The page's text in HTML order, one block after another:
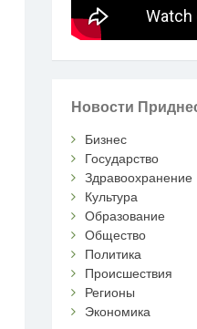
Новости
Бизнес
Государство
Здравоохранение
Культура
Образование
Общество
Политика
Происшествия
Регионы
Экономика